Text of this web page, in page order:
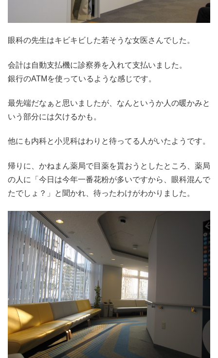
眼科の先生はキビキビした若そうな女医さんでした。
会計は自動支払機に診察券を入れて支払いました。
銀行のATMを使っているような感じです。
最先端だなぁと思いましたが、なんというか人の暖かみと
いう部分には欠けるかも。
他にも内科と小児科はわりと待ってる人がいたようです。
帰りに、かねまん薬局で目薬を貰おうとしたところ、薬局
の人に「今日は今年一番花粉が多いですから、眼科混んで
たでしょ？」と聞かれ、待ったわけがわかりました。